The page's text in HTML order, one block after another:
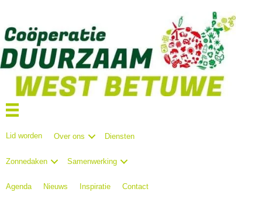
Lid worden Over ons Diensten
Zonnedaken Samenwerking
Agenda Nieuws Inspiratie Contact